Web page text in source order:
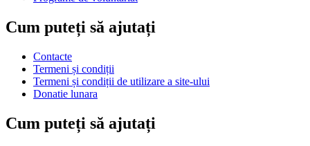
Cum puteți să ajutați
Contacte
Termeni și condiții
Termeni și condiții de utilizare a site-ului
Donatie lunara
Cum puteți să ajutați